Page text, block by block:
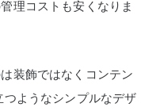
理コストも安くなりま
装飾ではなくコンテン
ようなシンプルなデザ